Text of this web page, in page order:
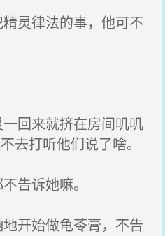
灵律法的事，他可不
回来就挤在房间叽叽
去打听他们说了啥。
告诉她嘛。
开始做龟苓膏，不告